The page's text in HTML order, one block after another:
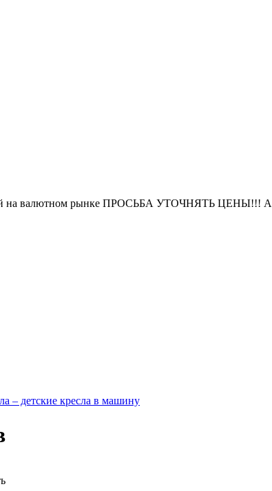
на валютном рынке ПРОСЬБА УТОЧНЯТЬ ЦЕНЫ!!!
– детские кресла в машину